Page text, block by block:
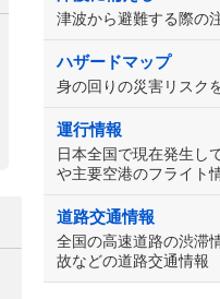
津波から避難する際の
ハザードマップ
身の回りの災害リスク
運行情報
日本全国で現在発生し
や主要空港のフライト
道路交通情報
全国の高速道路の渋滞
故などの道路交通情報